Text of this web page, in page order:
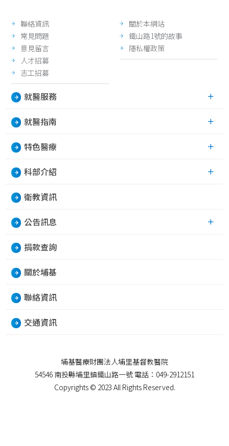
聯絡資訊
常見問題
意見留言
人才招募
志工招募
關於本網站
鐵山路1號的故事
隱私權政策
就醫服務
就醫指南
特色醫療
科部介紹
衛教資訊
公告訊息
捐款查詢
關於埔基
聯絡資訊
交通資訊
埔基醫療財團法人埔里基督教醫院
54546 南投縣埔里鎮鐵山路一號 電話：049-2912151
Copyrights © 2023 All Rights Reserved.